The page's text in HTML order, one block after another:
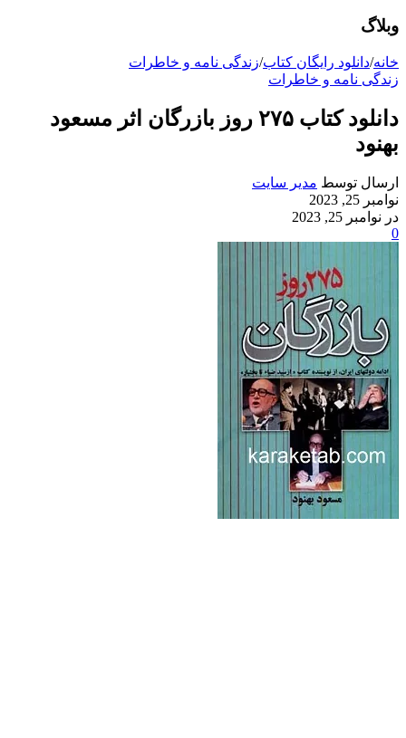
وبلاگ
خانه/دانلود رایگان کتاب/زندگی نامه و خاطرات
زندگی نامه و خاطرات
دانلود کتاب ۲۷۵ روز بازرگان اثر مسعود
بهنود
ارسال توسط مدیر سایت
نوامبر 25, 2023
در نوامبر 25, 2023
0